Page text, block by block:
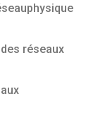
réseaux